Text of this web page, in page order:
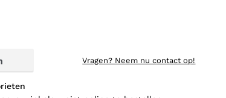
Vragen? Neem nu contact op!